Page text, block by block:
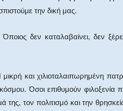
την δική μας.
δεν καταλαβαίνει, δεν
και χιλιοταλαιπωρημένη
Όσοι επιθυμούν φιλοξενία
τον πολιτισμό και την